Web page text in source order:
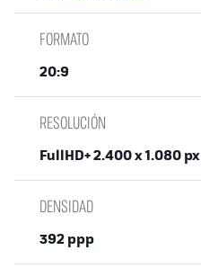
FORMATO
20:9
RESOLUCIÓN
FullHD+ 2.400 x 1.080 px
DENSIDAD
392 ppp